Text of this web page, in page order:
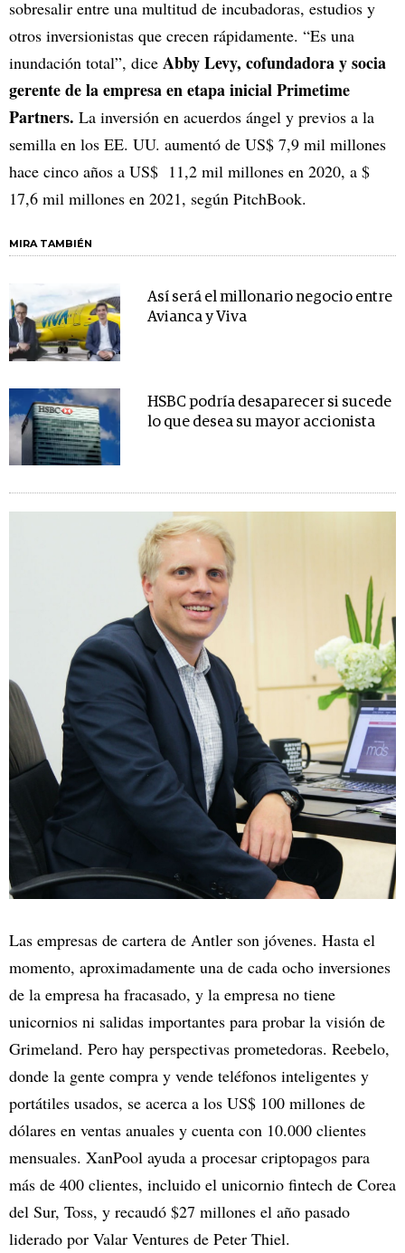
sobresalir entre una multitud de incubadoras, estudios y
otros inversionistas que crecen rápidamente. “Es una
inundación total”, dice Abby Levy, cofundadora y socia
gerente de la empresa en etapa inicial Primetime
Partners. La inversión en acuerdos ángel y previos a la
semilla en los EE. UU. aumentó de US$ 7,9 mil millones
hace cinco años a US$ 11,2 mil millones en 2020, a $
17,6 mil millones en 2021, según PitchBook.
MIRA TAMBIÉN
Así será el millonario negocio entre
Avianca y Viva
HSBC podría desaparecer si sucede
lo que desea su mayor accionista
Las empresas de cartera de Antler son jóvenes. Hasta el
momento, aproximadamente una de cada ocho inversiones
de la empresa ha fracasado, y la empresa no tiene
unicornios ni salidas importantes para probar la visión de
Grimeland. Pero hay perspectivas prometedoras. Reebelo,
donde la gente compra y vende teléfonos inteligentes y
portátiles usados, se acerca a los US$ 100 millones de
dólares en ventas anuales y cuenta con 10.000 clientes
mensuales. XanPool ayuda a procesar criptopagos para
más de 400 clientes, incluido el unicornio fintech de Corea
del Sur, Toss, y recaudó $27 millones el año pasado
liderado por Valar Ventures de Peter Thiel.